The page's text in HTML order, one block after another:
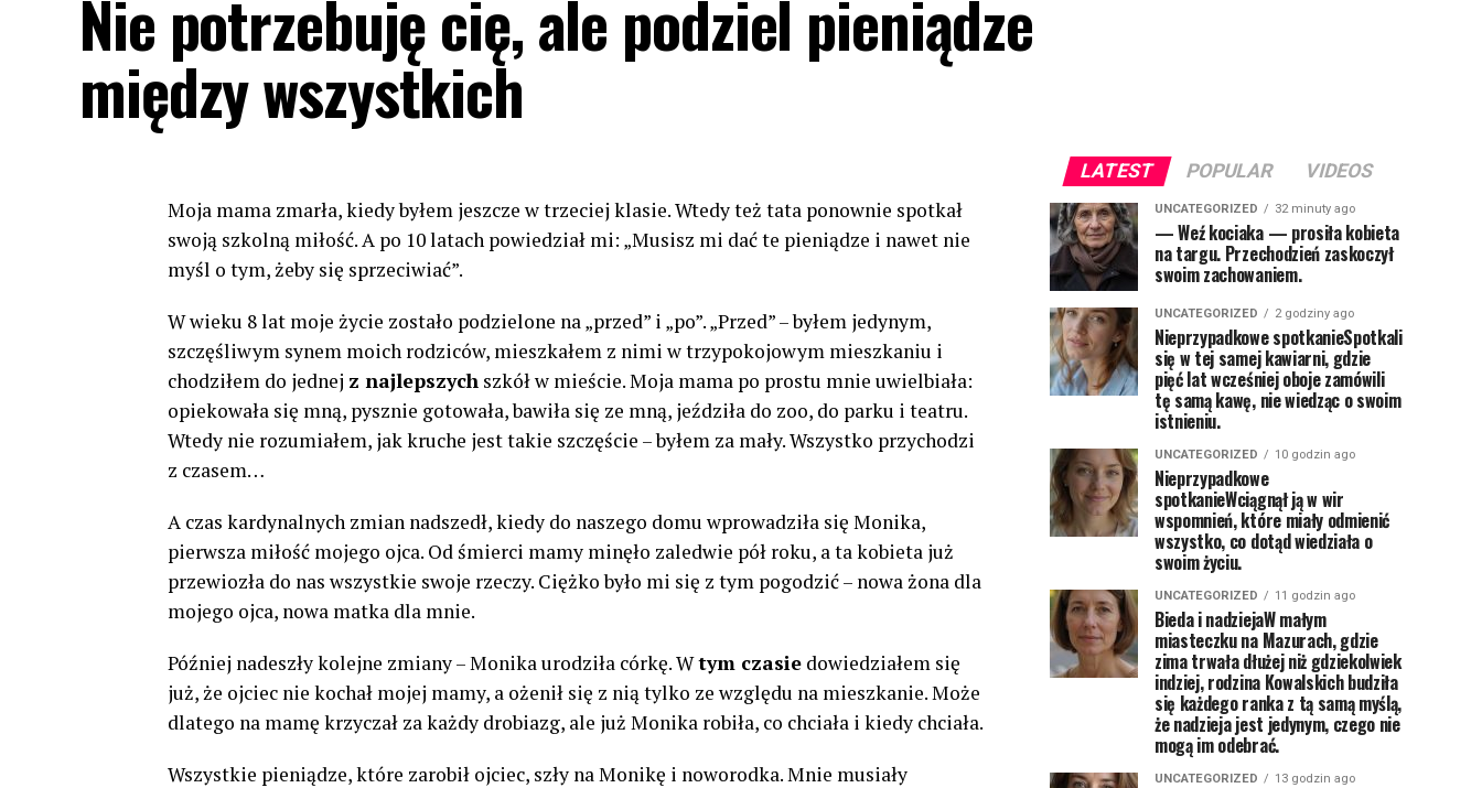
Nie potrzebuję cię, ale podziel pieniądze
między wszystkich
Moja mama zmarła, kiedy byłem jeszcze w trzeciej klasie. Wtedy też tata ponownie spotkał
swoją szkolną miłość. A po 10 latach powiedział mi: „Musisz mi dać te pieniądze i nawet nie
myśl o tym, żeby się sprzeciwiać”.
W wieku 8 lat moje życie zostało podzielone na „przed” i „po”. „Przed” – byłem jedynym,
szczęśliwym synem moich rodziców, mieszkałem z nimi w trzypokojowym mieszkaniu i
chodziłem do jednej z najlepszych szkół w mieście. Moja mama po prostu mnie uwielbiała:
opiekowała się mną, pysznie gotowała, bawiła się ze mną, jeździła do zoo, do parku i teatru.
Wtedy nie rozumiałem, jak kruche jest takie szczęście – byłem za mały. Wszystko przychodzi
z czasem…
A czas kardynalnych zmian nadszedł, kiedy do naszego domu wprowadziła się Monika,
pierwsza miłość mojego ojca. Od śmierci mamy minęło zaledwie pół roku, a ta kobieta już
przewiozła do nas wszystkie swoje rzeczy. Ciężko było mi się z tym pogodzić – nowa żona dla
mojego ojca, nowa matka dla mnie.
Później nadeszły kolejne zmiany – Monika urodziła córkę. Wtym czasie dowiedziałem się
już, że ojciec nie kochał mojej mamy, a ożenił się z nią tylko ze względu na mieszkanie. Może
dlatego na mamę krzyczał za każdy drobiazg, ale już Monika robiła, co chciała i kiedy chciała.
Wszystkie pieniądze, które zarobił ojciec, szły na Monikę i noworodka. Mnie musiały
LATEST POPULAR VIDEOS
UNCATEGORIZED 32 minuty ago
— Weź kociaka — prosiła kobieta
na targu. Przechodzień zaskoczył
swoim zachowaniem.
UNCATEGORIZED 2 godziny ago
Nieprzypadkowe spotkanieSpotkali
się w tej samej kawiarni, gdzie
pięć lat wcześniej oboje zamówili
tę samą kawę, nie wiedząc o swoim
istnieniu.
UNCATEGORIZED 10 godzin ago
Nieprzypadkowe
spotkanieWciągnął ją w wir
wspomnień, które miały odmienić
wszystko, co dotąd wiedziała o
swoim życiu.
UNCATEGORIZED 11 godzin ago
Bieda i nadziejaW małym
miasteczku na Mazurach, gdzie
zima trwała dłużej niż gdziekolwiek
indziej, rodzina Kowalskich budziła
się każdego ranka z tą samą myślą,
że nadzieja jest jedynym, czego nie
mogą im odebrać.
UNCATEGORIZED 13 godzin ago